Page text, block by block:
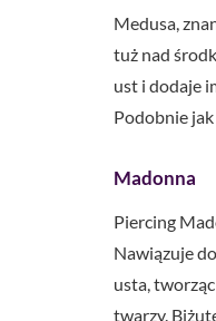
Medusa,
tuż nad
ust i dodaje
Podobnie
Madonna
Piercing
Nawiązuje
usta,
twarzy.